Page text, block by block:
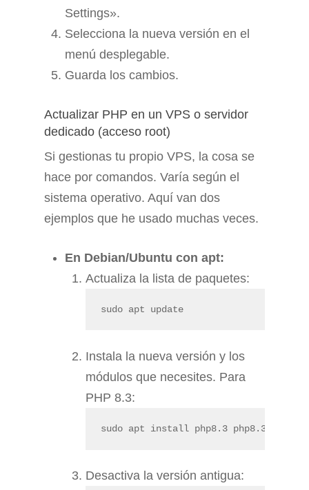
Settings».
Selecciona la nueva versión en el
menú desplegable.
Guarda los cambios.
Actualizar PHP en un VPS o servidor
dedicado (acceso root)
Si gestionas tu propio VPS, la cosa se
hace por comandos. Varía según el
sistema operativo. Aquí van dos
ejemplos que he usado muchas veces.
En Debian/Ubuntu con apt:
Actualiza la lista de paquetes:
sudo apt update
Instala la nueva versión y los
módulos que necesites. Para
PHP 8.3:
sudo apt install php8.3 php8.3-cli
Desactiva la versión antigua: